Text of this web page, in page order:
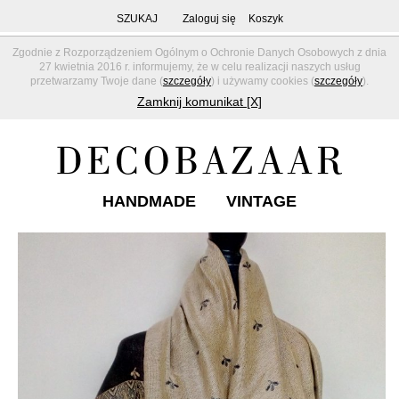
Zgodnie z Rozporządzeniem Ogólnym o Ochronie Danych Osobowych z dnia
27 kwietnia 2016 r. informujemy, że w celu realizacji naszych usług
przetwarzamy Twoje dane (szczegóły) i używamy cookies (szczegóły).
Zamknij komunikat [X]
SZUKAJ Zaloguj się Koszyk
HANDMADE VINTAGE